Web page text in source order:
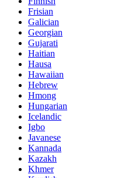
Frisian
Galician
Georgian
Gujarati
Haitian
Hausa
Hawaiian
Hebrew
Hmong
Hungarian
Icelandic
Igbo
Javanese
Kannada
Kazakh
Khmer